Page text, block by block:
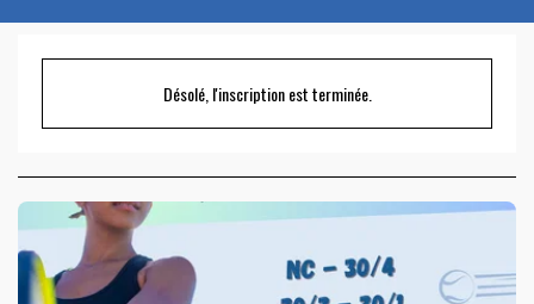
Désolé, l'inscription est terminée.